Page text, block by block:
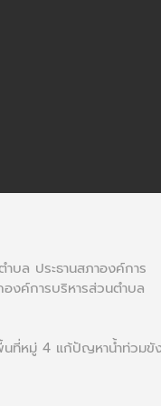
บล ประธานสภาองค์การ
งค์การบริหารส่วนตำบล
นที่หมู่ 4 แก้ปัญหาน้ำท่วมขั